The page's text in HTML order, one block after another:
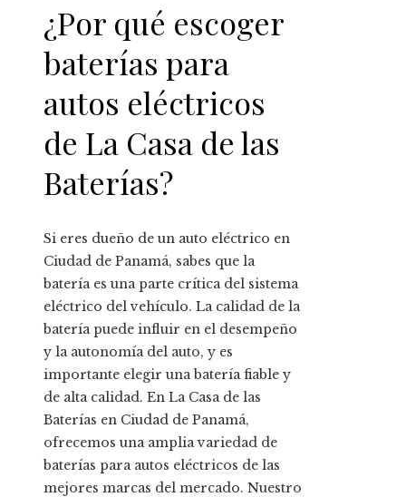
¿Por qué escoger
baterías para
autos eléctricos
de La Casa de las
Baterías?
Si eres dueño de un auto eléctrico en
Ciudad de Panamá, sabes que la
batería es una parte crítica del sistema
eléctrico del vehículo. La calidad de la
batería puede influir en el desempeño
y la autonomía del auto, y es
importante elegir una batería fiable y
de alta calidad. En La Casa de las
Baterías en Ciudad de Panamá,
ofrecemos una amplia variedad de
baterías para autos eléctricos de las
mejores marcas del mercado. Nuestro